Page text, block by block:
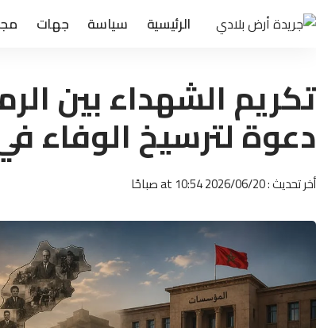
الرئيسية سياسة جهات
تكريم الشهداء بين
دعوة لترسيخ الوفاء
أخر تحديث : 2026/06/20 at 10:54 صباحًا